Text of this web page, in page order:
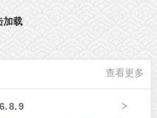
结直肠癌的临床治疗提供了新
现突出。然而，85%以上的
）“冷肿瘤”，其肿瘤微环境中
的主
加载
查看更多
>
.8.9